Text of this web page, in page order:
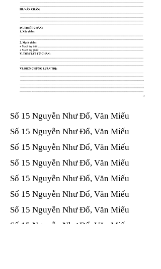
Số 15 Nguyễn Như Đổ, Văn Miếu​​​​
Số 15 Nguyễn Như Đổ, Văn Miếu​​​​
Số 15 Nguyễn Như Đổ, Văn Miếu​​​​
Số 15 Nguyễn Như Đổ, Văn Miếu​​​​
Số 15 Nguyễn Như Đổ, Văn Miếu​​​​
Số 15 Nguyễn Như Đổ, Văn Miếu​​​​
Số 15 Nguyễn Như Đổ, Văn Miếu​​​​
Số 15 Nguyễn Như Đổ, Văn Miếu​​​​